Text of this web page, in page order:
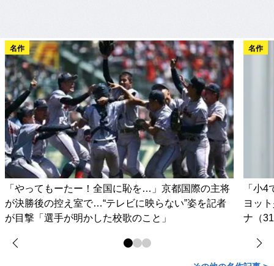
名作
「やってもーたー！全国に恥を…」京都国際の主将
が決勝後の控え室で…“テレビに映らない”姿を記者
が目撃「選手が明かした校歌のこと」
名作
「小
ヨッ
ナ（